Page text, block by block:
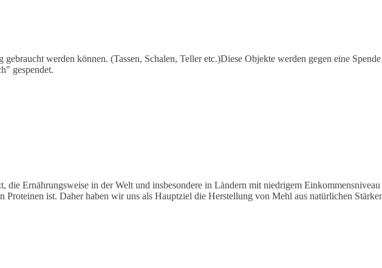
werden können. (Tassen, Schalen, Teller etc.)Diese Objekte werden gegen eine
gespendet.
Ernährungsweise in der Welt und insbesondere in Ländern mit niedrigem
Proteinen ist. Daher haben wir uns als Hauptziel die Herstellung von Mehl aus natürlichen